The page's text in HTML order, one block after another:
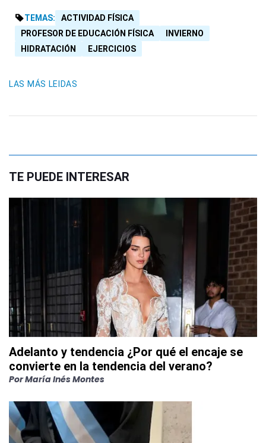
TEMAS:
ACTIVIDAD FÍSICA
PROFESOR DE EDUCACIÓN FÍSICA
INVIERNO
HIDRATACIÓN
EJERCICIOS
LAS MÁS LEIDAS
TE PUEDE INTERESAR
Adelanto y tendencia ¿Por qué el encaje se
convierte en la tendencia del verano?
PorMaría Inés Montes